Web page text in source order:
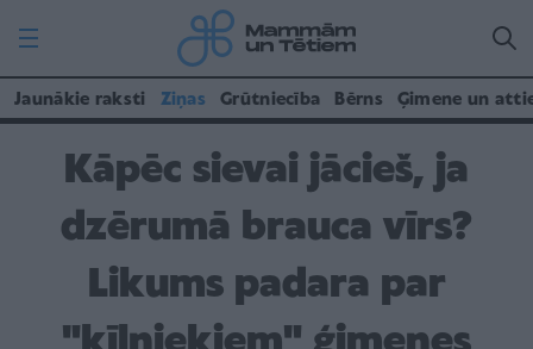
Jaunākie raksti Ziņas Grūtniecība Bērns Ģimene un
Kāpēc sievai jācieš, ja
dzērumā brauca vīrs?
Likums padara par